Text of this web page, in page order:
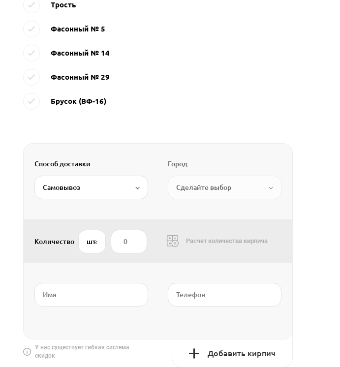
Трость
Фасонный № 5
Фасонный № 14
Фасонный № 29
Брусок (ВФ-16)
Способ доставки
Самовывоз
Город
Сделайте выбор
Количество шт. Расчет количества кирпича
У нас существует гибкая система
скидок
Добавить кирпич